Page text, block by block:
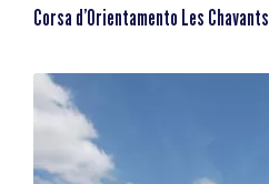
Corsa d’Orientamento Les Chavants